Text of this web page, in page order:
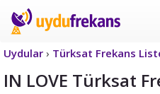
Uydular › Türksat Frekans
IN LOVE Türksat